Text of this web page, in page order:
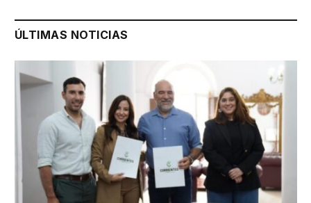
ÚLTIMAS NOTICIAS